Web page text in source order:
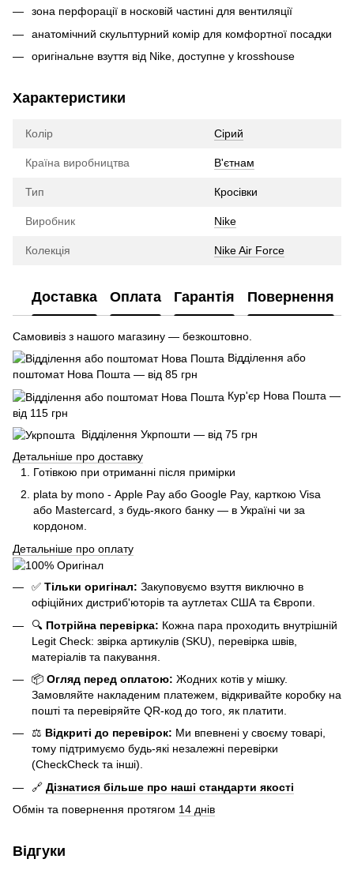
зона перфорації в носковій частині для вентиляції
анатомічний скульптурний комір для комфортної посадки
оригінальне взуття від Nike, доступне у krosshouse
Характеристики
Колір Сірий
Країна виробництва В'єтнам
Тип Кросівки
Виробник Nike
Колекція Nike Air Force
Доставка Оплата Гарантія Повернення
Самовивіз з нашого магазину — безкоштовно.
Відділення або
поштомат Нова Пошта — від 85 грн
Кур'єр Нова Пошта —
від 115 грн
Відділення Укрпошти — від 75 грн
Детальніше про доставку
Готівкою при отриманні після примірки
plata by mono - Apple Pay або Google Pay, карткою Visa
або Mastercard, з будь-якого банку — в Україні чи за
кордоном.
Детальніше про оплату
✅ Тільки оригінал: Закуповуємо взуття виключно в
офіційних дистриб'юторів та аутлетах США та Європи.
🔍 Потрійна перевірка: Кожна пара проходить внутрішній
Legit Check: звірка артикулів (SKU), перевірка швів,
матеріалів та пакування.
📦 Огляд перед оплатою: Жодних котів у мішку.
Замовляйте накладеним платежем, відкривайте коробку на
пошті та перевіряйте QR-код до того, як платити.
⚖️ Відкриті до перевірок: Ми впевнені у своєму товарі,
тому підтримуємо будь-які незалежні перевірки
(CheckCheck та інші).
🔗 Дізнатися більше про наші стандарти якості
Обмін та повернення протягом 14 днів
Відгуки